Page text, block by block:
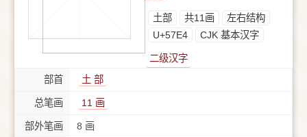
⼟部 共11画
左右结构
U+57E4
CJK 基本汉字
二级汉字
部首
⼟ 部
总笔画 11 画
部外笔画 8 画